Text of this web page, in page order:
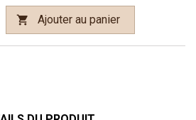
 Ajouter au panier